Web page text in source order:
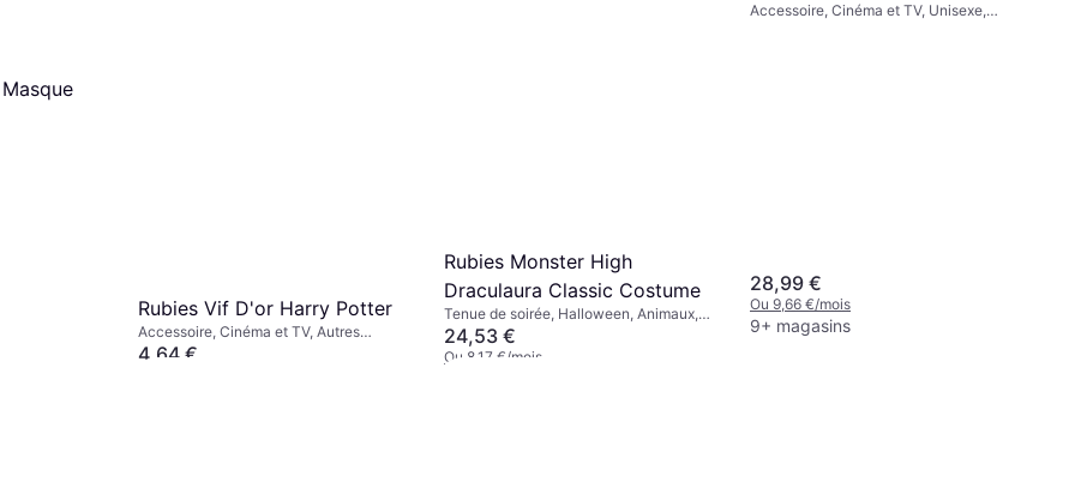
Rubies Vif D'or Harry Potter
Accessoire, Cinéma et TV, Autres
Accessoires, Harry Potter
4,64 €
Rubies Monster High
Draculaura Classic Costume
Tenue de soirée, Halloween, Animaux,
Monstres
24,53 €
Ou 8,17 €/mois
Ollivander Harry Potter
Accessoire, Cinéma et TV, Unisexe,
28,99 €
Ou 9,66 €/mois
9+ magasins